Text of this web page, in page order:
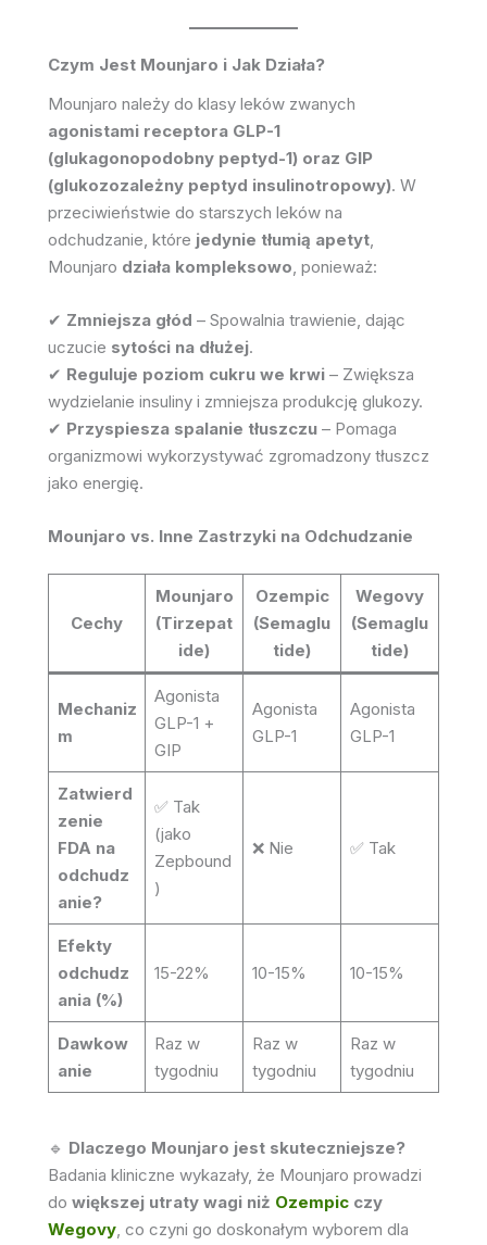
Czym Jest Mounjaro i Jak Działa?
Mounjaro należy do klasy leków zwanych
agonistami receptora GLP-1
(glukagonopodobny peptyd-1) oraz GIP
(glukozozależny peptyd insulinotropowy). W
przeciwieństwie do starszych leków na
odchudzanie, które jedynie tłumią apetyt
Mounjaro działa kompleksowo , ponieważ:
✔ Zmniejsza głód – Spowalnia trawienie, dając
uczucie sytości na dłużej.
✔ Reguluje poziom cukru we krwi – Zwiększa
wydzielanie insuliny i zmniejsza produkcję glukozy.
✔ Przyspiesza spalanie tłuszczu – Pomaga
organizmowi wykorzystywać zgromadzony tłuszcz
jako energię.
Mounjaro vs. Inne Zastrzyki na Odchudzanie
Cechy
Mounjaro
(Tirzepat
ide)
Ozempic
(Semaglu
tide)
Wegovy
(Semaglu
tide)
Mechaniz
m
Agonista
GLP-1 +
GIP
Agonista
GLP-1
Agonista
GLP-1
Zatwierd
zenie
FDA na
odchudz
anie?
✅ Tak
(jako
Zepbound
)
❌ Nie ✅ Tak
Efekty
odchudz
ania (%)
15-22% 10-15% 10-15%
Dawkow
anie
Raz w
tygodniu
Raz w
tygodniu
Raz w
tygodniu
🔹 Dlaczego Mounjaro jest skuteczniejsze?
Badania kliniczne wykazały, że Mounjaro prowadzi
do większej utraty wagi niż Ozempic czy
Wegovy , co czyni go doskonałym wyborem dla